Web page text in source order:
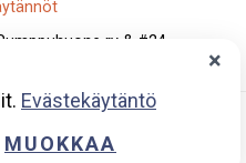
ry & #24
×
Evästekäytäntö
MUOKKAA